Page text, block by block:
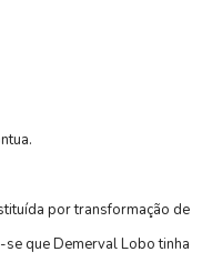
por transformação de
que Demerval Lobo tinha